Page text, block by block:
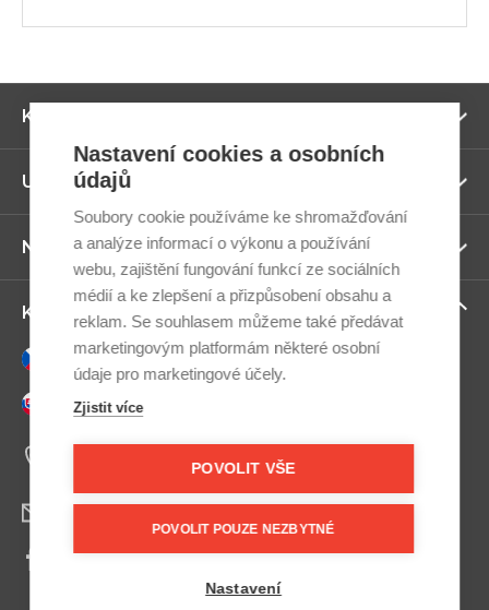
Kategorie
Užitečné odkazy
Newsletter
Kontaktujte nás
Česky
Slovensky
+420 607 800 100
Facebook
Nastavení cookies a osobních
údajů
Soubory cookie používáme ke shromažďování
a analýze informací o výkonu a používání
webu, zajištění fungování funkcí ze sociálních
médií a ke zlepšení a přizpůsobení obsahu a
reklam. Se souhlasem můžeme také předávat
marketingovým platformám některé osobní
údaje pro marketingové účely.
Zjistit více
POVOLIT VŠE
POVOLIT POUZE NEZBYTNÉ
Nastavení